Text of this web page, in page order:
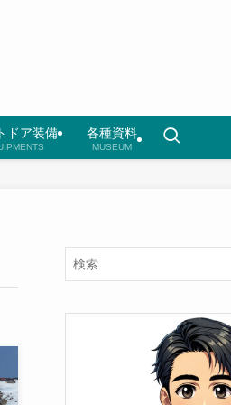
ドア装備 各種資料
MUSEUM